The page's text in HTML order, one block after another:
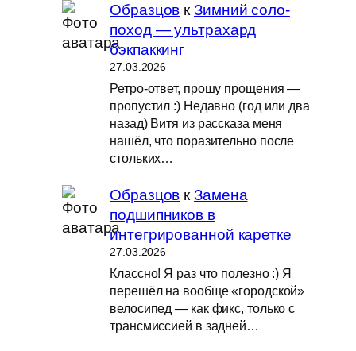
Образцов кЗимний соло-
поход — ультрахард
бэкпаккинг
27.03.2026
Ретро-ответ, прошу прощения —
пропустил :) Недавно (год или два
назад) Витя из рассказа меня
нашёл, что поразительно после
стольких…
Образцов кЗамена
подшипников в
интегрированной каретке
27.03.2026
Классно! Я раз что полезно :) Я
перешёл на вообще «городской»
велосипед — как фикс, только с
трансмиссией в задней…